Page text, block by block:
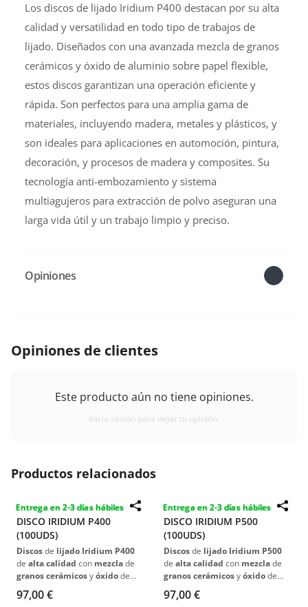
Los discos de lijado Iridium P400 destacan por su alta
calidad y versatilidad en todo tipo de trabajos de
lijado. Diseñados con una avanzada mezcla de granos
cerámicos y óxido de aluminio sobre papel flexible,
estos discos garantizan una operación eficiente y
rápida. Son perfectos para una amplia gama de
materiales, incluyendo madera, metales y plásticos, y
son ideales para aplicaciones en automoción, pintura,
decoración, y procesos de madera y composites. Su
tecnología anti-embozamiento y sistema
multiagujeros para extracción de polvo aseguran una
larga vida útil y un trabajo limpio y preciso.
Opiniones
Opiniones de clientes
Este producto aún no tiene opiniones.
Inicia sesión para dejar tu opinión.
Productos relacionados
Entrega en 2-3 días hábiles
DISCO IRIDIUM P400
(100UDS)
Discosde lijado Iridium P400
de alta calidad con mezclade
granos cerámicosyóxidode
aluminio
detrabajos
97,00 €
Entrega en 2-3 días hábiles
DISCO IRIDIUM P500
(100UDS)
Discosde lijado Iridium P500
de alta calidad con mezclade
granos cerámicosyóxidode
aluminio
detrabajos
97,00 €